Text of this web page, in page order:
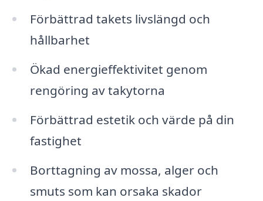
Förbättrad takets livslängd och
hållbarhet
Ökad energieffektivitet genom
rengöring av takytorna
Förbättrad estetik och värde på din
fastighet
Borttagning av mossa, alger och
smuts som kan orsaka skador